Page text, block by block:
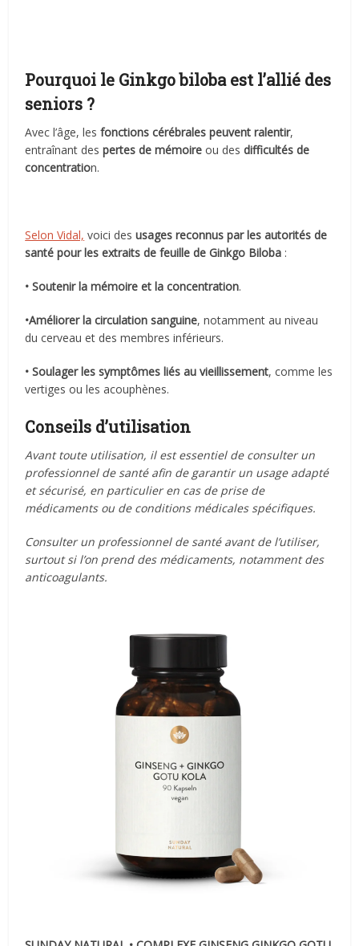
Pourquoi le Ginkgo biloba est l’allié des
seniors ?
Avec l’âge, lesfonctions cérébrales peuvent ralentir,
entraînant despertes de mémoire ou desdifficultés de
concentration.
Selon Vidal, voici desusages reconnus par les autorités de
santé pour les extraits de feuille de Ginkgo Biloba :
• Soutenir la mémoire et la concentration.
•Améliorer la circulation sanguine, notamment au niveau
du cerveau et des membres inférieurs.
• Soulager les symptômes liés au vieillissement, comme les
vertiges ou les acouphènes.
Conseils d’utilisation
Avant toute utilisation, il est essentiel de consulter un
professionnel de santé afin de garantir un usage adapté
et sécurisé, en particulier en cas de prise de
médicaments ou de conditions médicales spécifiques.
Consulter un professionnel de santé avant de l’utiliser,
surtout si l’on prend des médicaments, notamment des
anticoagulants.